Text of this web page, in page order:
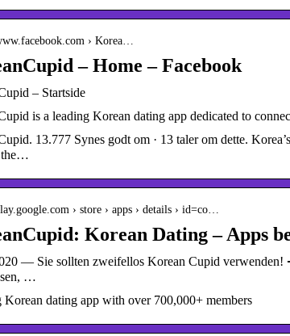
› Korea…
– Home – Facebook
– Startside
is a leading Korean dating app dedicated to
13.777 Synes godt om · 13 taler om dette.
the…
› store › apps › details › id=co…
Korean Dating – Apps
— Sie sollten zweifellos Korean Cupid
…
Korean dating app with over 700,000+ members